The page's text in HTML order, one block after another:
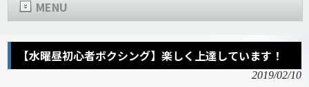
MENU
【水曜昼初心者ボクシング】楽しく上達しています！
2019/02/10